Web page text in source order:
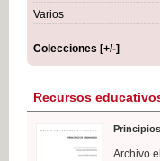
Varios
Colecciones [+/-]
Recursos
Archivo